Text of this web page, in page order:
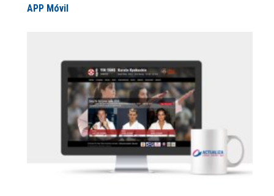
APP Móvil